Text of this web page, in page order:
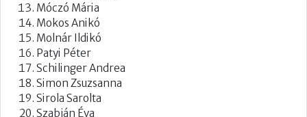
Móczó Mária
Mokos Anikó
Molnár Ildikó
Patyi Péter
Schilinger Andrea
Simon Zsuzsanna
Sirola Sarolta
Szabján Éva